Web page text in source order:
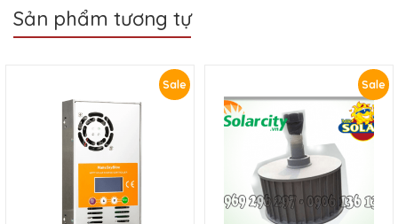
Sản phẩm tương tự
Sale Sale